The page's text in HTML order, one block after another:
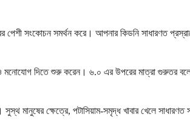
সংকোচন সমর্থন করে। আপনার কিডনি সাধারণত
মনোযোগ দিতে শুরু করেন। ৬.০ এর উপরের মাত্রা গুরুতর
মানুষের ক্ষেত্রে, পটাসিয়াম-সমৃদ্ধ খাবার খেলে সাধারণত